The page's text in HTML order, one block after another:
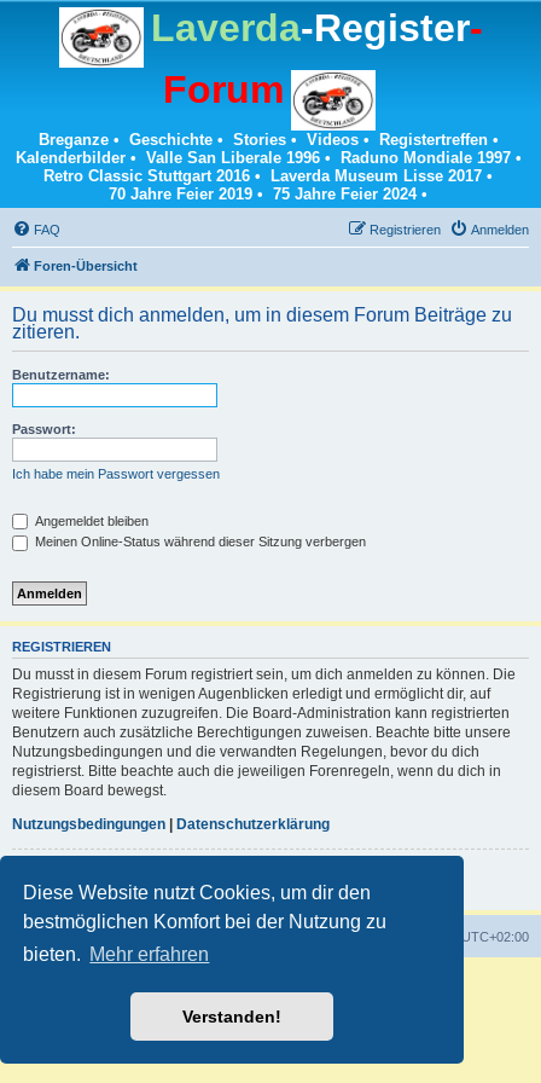
Diese Website nutzt Cookies, um dir den
bestmöglichen Komfort bei der Nutzung zu
bieten. Mehr erfahren
Verstanden!
Laverda-Register-
Forum
Breganze• Geschichte• Stories• Videos• Registertreffen•
Kalenderbilder• Valle San Liberale 1996• Raduno Mondiale 1997•
Retro Classic Stuttgart 2016 • Laverda Museum Lisse 2017 •
70 Jahre Feier 2019 • 75 Jahre Feier 2024•
FAQ Anmelden
Registrieren
Foren-Übersicht
Du musst dich anmelden, um in diesem Forum Beiträge zu
zitieren.
Benutzername:
Passwort:
Ich habe mein Passwort vergessen
Angemeldet bleiben
Meinen Online-Status während dieser Sitzung verbergen
REGISTRIEREN
Du musst in diesem Forum registriert sein, um dich anmelden zu können. Die
Registrierung ist in wenigen Augenblicken erledigt und ermöglicht dir, auf
weitere Funktionen zuzugreifen. Die Board-Administration kann registrierten
Benutzern auch zusätzliche Berechtigungen zuweisen. Beachte bitte unsere
Nutzungsbedingungen und die verwandten Regelungen, bevor du dich
registrierst. Bitte beachte auch die jeweiligen Forenregeln, wenn du dich in
diesem Board bewegst.
Nutzungsbedingungen
Datenschutzerklärung
UTC+02:00
Customized by